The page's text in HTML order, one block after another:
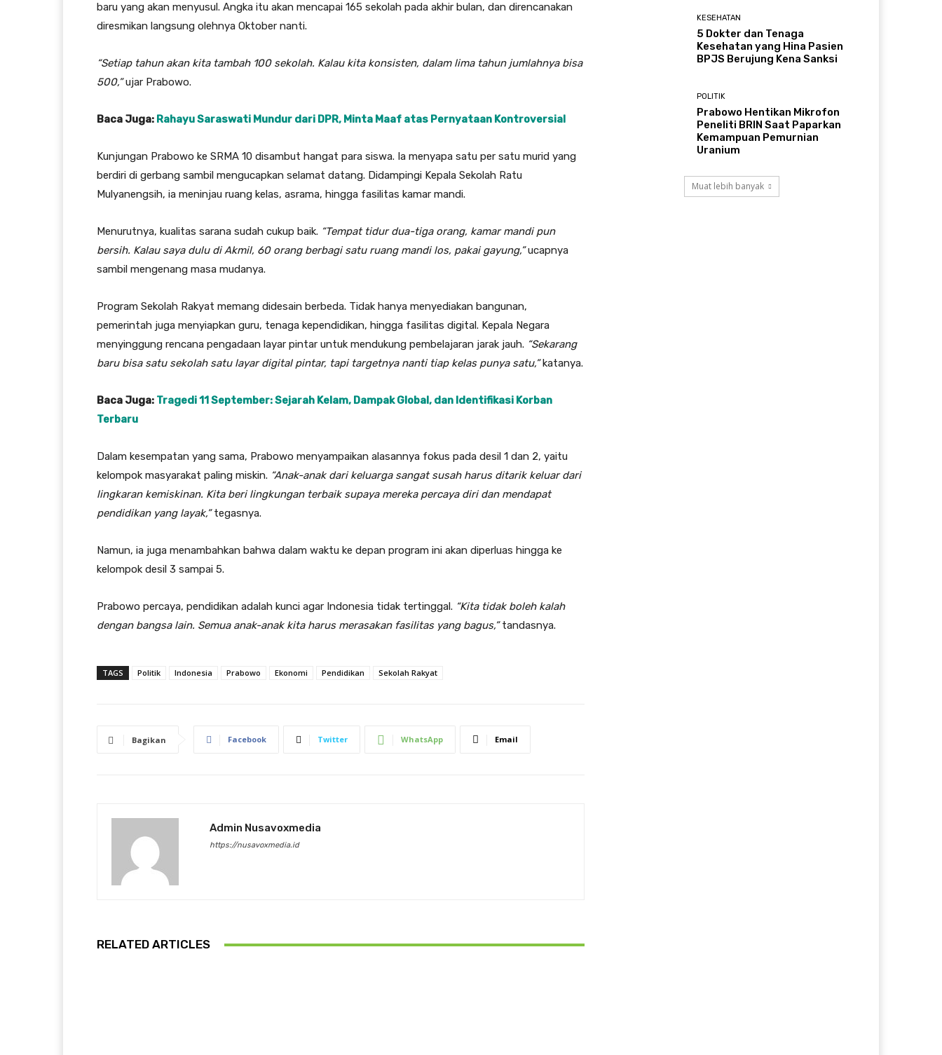
baru yang akan menyusul. Angka itu akan mencapai 165 sekolah pada akhir bulan, dan direncanakan
diresmikan langsung olehnya Oktober nanti.
“Setiap tahun akan kita tambah 100 sekolah. Kalau kita konsisten, dalam lima tahun jumlahnya bisa
500,”ujar Prabowo.
Baca Juga: Rahayu Saraswati Mundur dari DPR, Minta Maaf atas Pernyataan Kontroversial
Kunjungan Prabowo ke SRMA 10 disambut hangat para siswa. Ia menyapa satu per satu murid yang
berdiri di gerbang sambil mengucapkan selamat datang. Didampingi Kepala Sekolah Ratu
Mulyanengsih, ia meninjau ruang kelas, asrama, hingga fasilitas kamar mandi.
Menurutnya, kualitas sarana sudah cukup baik. “Tempat tidur dua-tiga orang, kamar mandi pun
bersih. Kalau saya dulu di Akmil, 60 orang berbagi satu ruang mandi los, pakai gayung,”ucapnya
sambil mengenang masa mudanya.
Program Sekolah Rakyat memang didesain berbeda. Tidak hanya menyediakan bangunan,
pemerintah juga menyiapkan guru, tenaga kependidikan, hingga fasilitas digital. Kepala Negara
menyinggung rencana pengadaan layar pintar untuk mendukung pembelajaran jarak jauh. “Sekarang
baru bisa satu sekolah satu layar digital pintar, tapi targetnya nanti tiap kelas punya satu,”katanya.
Baca Juga: Tragedi 11 September: Sejarah Kelam, Dampak Global, dan Identifikasi Korban
Terbaru
Dalam kesempatan yang sama, Prabowo menyampaikan alasannya fokus pada desil 1 dan 2, yaitu
kelompok masyarakat paling miskin. “Anak-anak dari keluarga sangat susah harus ditarik keluar dari
lingkaran kemiskinan. Kita beri lingkungan terbaik supaya mereka percaya diri dan mendapat
pendidikan yang layak,”tegasnya.
Namun, ia juga menambahkan bahwa dalam waktu ke depan program ini akan diperluas hingga ke
kelompok desil 3 sampai 5.
Prabowo percaya, pendidikan adalah kunci agar Indonesia tidak tertinggal. “Kita tidak boleh kalah
dengan bangsa lain. Semua anak-anak kita harus merasakan fasilitas yang bagus,”tandasnya.
TAGS Politik Indonesia Prabowo Ekonomi Pendidikan Sekolah Rakyat
Bagikan Facebook Twitter WhatsApp Email
Admin Nusavoxmedia
https://nusavoxmedia.id
RELATED ARTICLES
KESEHATAN
5 Dokter dan Tenaga
Kesehatan yang Hina Pasien
BPJS Berujung Kena Sanksi
POLITIK
Prabowo Hentikan Mikrofon
Peneliti BRIN Saat Paparkan
Kemampuan Pemurnian
Uranium
Muat lebih banyak